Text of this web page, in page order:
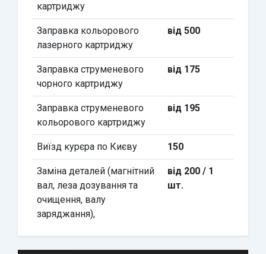
картриджу
Заправка кольорового
лазерного картриджу
від 500
Заправка струменевого
чорного картриджу
від 175
Заправка струменевого
кольорового картриджу
від 195
Виїзд курєра по Києву 150
Заміна деталей (магнітний
вал, леза дозування та
очищення, валу
заряджання),
від 200 / 1
шт.